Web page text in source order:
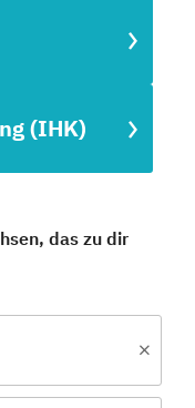
(IHK)
das zu dir